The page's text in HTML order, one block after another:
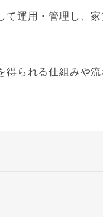
て運用・管理し、
得られる仕組みや